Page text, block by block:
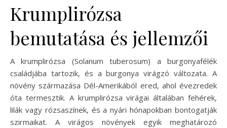
Krumplirózsa
bemutatása és jellemzői
A krumplirózsa (Solanum tuberosum) a burgonyafélék
családjába tartozik, és a burgonya virágzó változata. A
növény származása Dél-Amerikából ered, ahol évezredek
óta termesztik. A krumplirózsa virágai általában fehérek,
lilák vagy rózsaszínek, és a nyári hónapokban bontogatják
szirmaikat. A virágos növények egyik meghatározó